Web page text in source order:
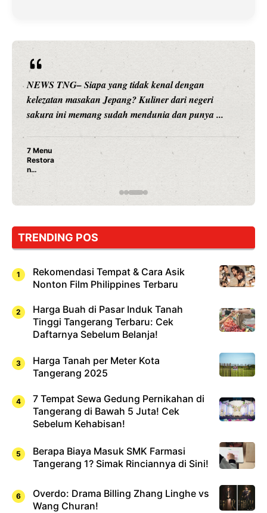
negeri
punya ...
NEWS TNG– Siapa sangka, dua nama
hiburan, Nunung Srimulat dan Vicky
merambah dunia kuliner dengan ...
Nunung Srimulat & Vicky Prasetyo
Rahasia Mami Bikin Nagih!
TRENDING POS
Rekomendasi Tempat & Cara Asik
Nonton Film Philippines Terbaru
Harga Buah di Pasar Induk Tanah
Tinggi Tangerang Terbaru: Cek
Daftarnya Sebelum Belanja!
Harga Tanah per Meter Kota
Tangerang 2025
7 Tempat Sewa Gedung Pernikahan di
Tangerang di Bawah 5 Juta! Cek
Sebelum Kehabisan!
Berapa Biaya Masuk SMK Farmasi
Tangerang 1? Simak Rinciannya di Sini!
Overdo: Drama Billing Zhang Linghe vs
Wang Churan!